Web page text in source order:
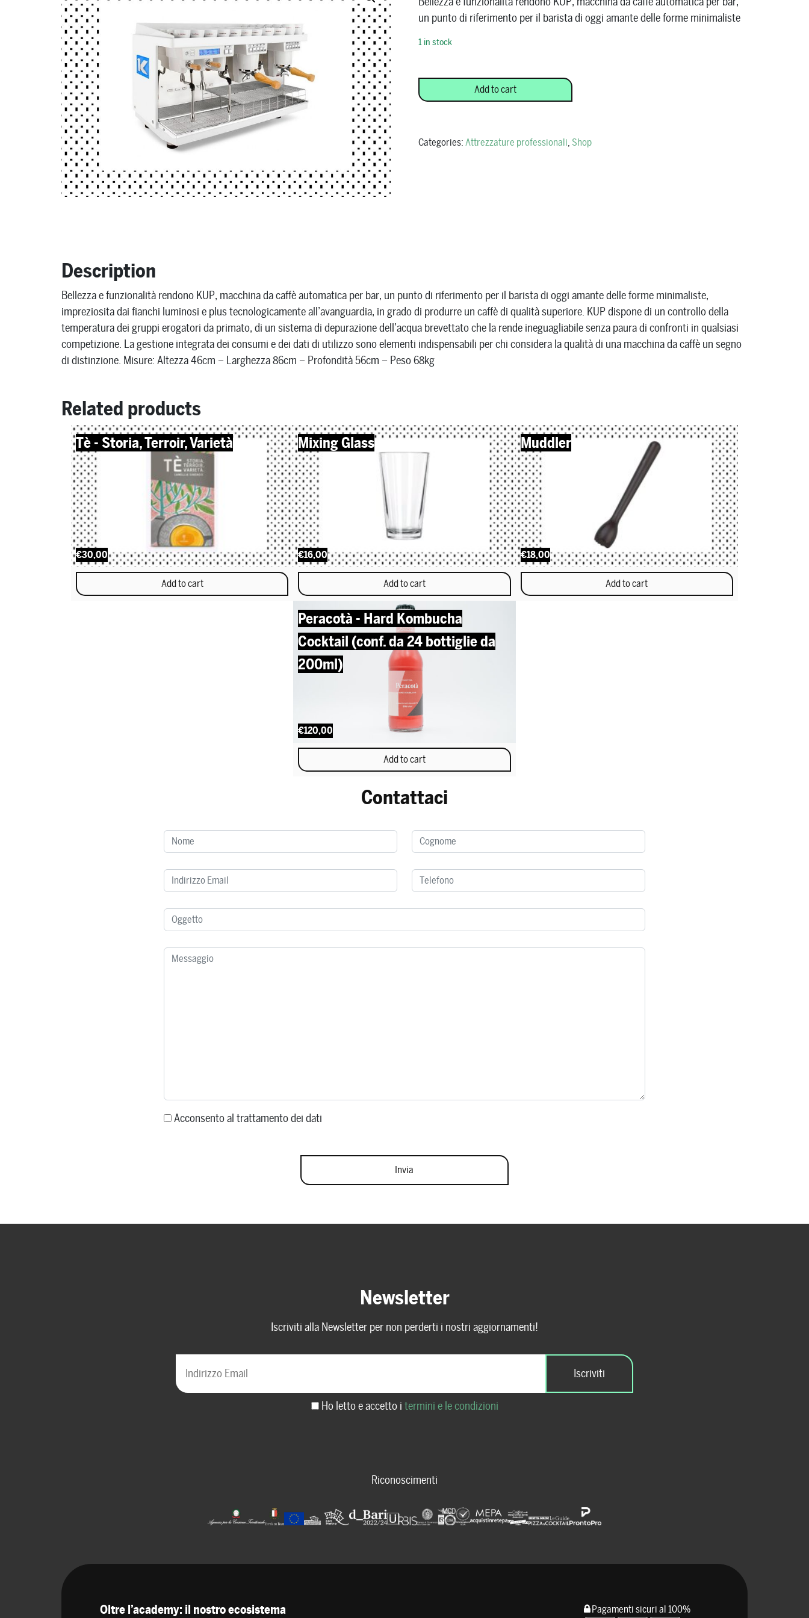
un punto di riferimento per il barista di oggi amante delle forme minimaliste
1 in stock
Add to cart
Categories: Attrezzature professionali, Shop
Description
Bellezza e funzionalità rendono KUP, macchina da caffè automatica per bar, un punto di riferimento per il barista di oggi amante delle forme minimaliste,
impreziosita dai fianchi luminosi e plus tecnologicamente all’avanguardia, in grado di produrre un caffè di qualità superiore. KUP dispone di un controllo della
temperatura dei gruppi erogatori da primato, di un sistema di depurazione dell’acqua brevettato che la rende ineguagliabile senza paura di confronti in qualsiasi
competizione. La gestione integrata dei consumi e dei dati di utilizzo sono elementi indispensabili per chi considera la qualità di una macchina da caffè un segno
di distinzione. Misure: Altezza 46cm – Larghezza 86cm – Profondità 56cm – Peso 68kg
Related products
Tè - Storia, Terroir, Varietà
€30,00
Add to cart
Mixing Glass
€16,00
Add to cart
Muddler
€18,00
Add to cart
Peracotà - Hard Kombucha
Cocktail (conf. da 24 bottiglie da
200ml)
€120,00
Add to cart
Contattaci
Acconsento al trattamento dei dati
Newsletter
Iscriviti alla Newsletter per non perderti i nostri aggiornamenti!
Ho letto e accetto i termini e le condizioni
Riconoscimenti
Oltre l’academy: il nostro ecosistema Pagamenti sicuri al 100%